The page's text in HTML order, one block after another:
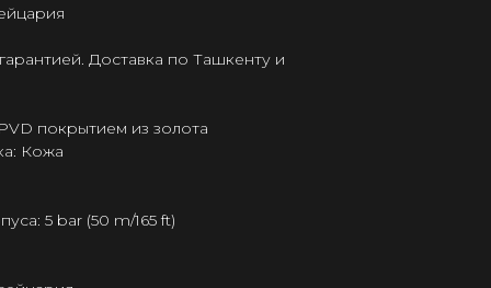
Доставка по Ташкенту и
покрытием из золота
Кожа
5 bar (50 m/165 ft)